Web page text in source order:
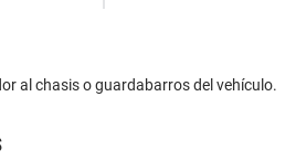
al chasis o guardabarros del vehículo.